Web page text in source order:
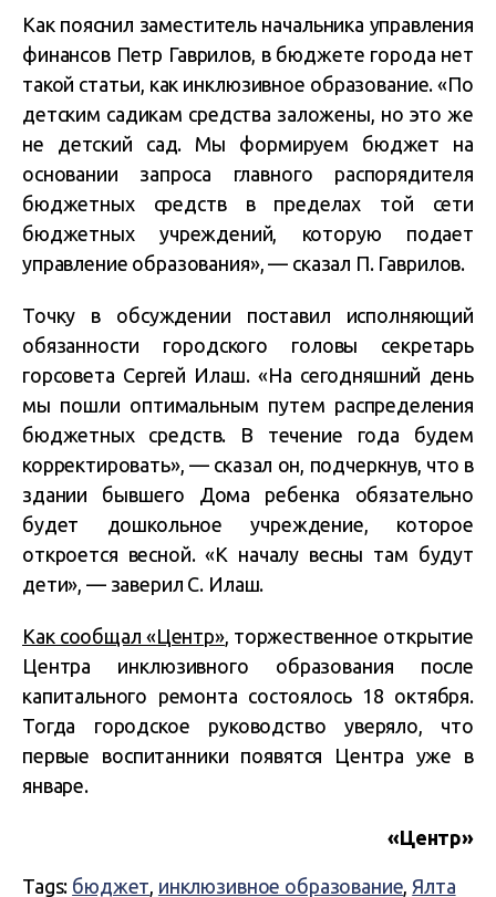
Как пояснил заместитель начальника управления
финансов Петр Гаврилов, в бюджете города нет
такой статьи, как инклюзивное образование. «По
детским садикам средства заложены, но это же
не детский сад. Мы формируем бюджет на
основании запроса главного распорядителя
бюджетных средств в пределах той сети
бюджетных учреждений, которую подает
управление образования», — сказал П. Гаврилов.
Точку в обсуждении поставил исполняющий
обязанности городского головы секретарь
горсовета Сергей Илаш. «На сегодняшний день
мы пошли оптимальным путем распределения
бюджетных средств. В течение года будем
корректировать», — сказал он, подчеркнув, что в
здании бывшего Дома ребенка обязательно
будет дошкольное учреждение, которое
откроется весной. «К началу весны там будут
дети», — заверил С. Илаш.
Как сообщал «Центр», торжественное открытие
Центра инклюзивного образования после
капитального ремонта состоялось 18 октября.
Тогда городское руководство уверяло, что
первые воспитанники появятся Центра уже в
январе.
«Центр»
Tags: бюджет инклюзивное образование Ялта